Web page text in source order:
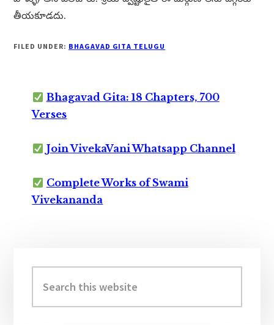
తీయకూడదు.
FILED UNDER: BHAGAVAD GITA TELUGU
Bhagavad Gita: 18 Chapters, 700
Verses
Join VivekaVani Whatsapp Channel
Complete Works of Swami
Vivekananda
Sidebar
this
website